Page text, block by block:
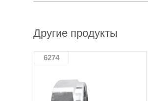
Другие продукты
6274